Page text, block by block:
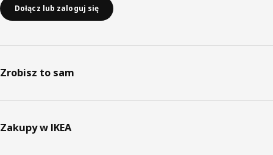
Dołącz lub zaloguj się
Zrobisz to sam
Zakupy w IKEA